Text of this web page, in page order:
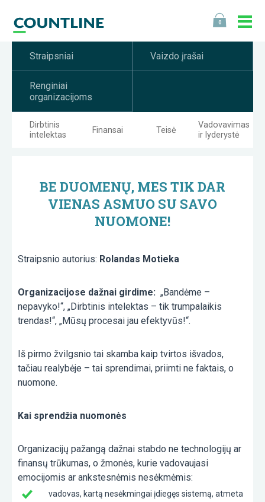
0
Straipsniai Vaizdo įrašai
Renginiai
organizacijoms
Dirbtinis
intelektas
Finansai Teisė
Vadovavimas
ir lyderystė
BE DUOMENŲ, MES TIK DAR
VIENAS ASMUO SU SAVO
NUOMONE!
Straipsnio autorius: Rolandas Motieka
Organizacijose dažnai girdime: „Bandėme –
nepavyko!“, „Dirbtinis intelektas – tik trumpalaikis
trendas!“, „Mūsų procesai jau efektyvūs!“.
Iš pirmo žvilgsnio tai skamba kaip tvirtos išvados,
tačiau realybėje – tai sprendimai, priimti ne faktais, o
nuomone.
Kai sprendžia nuomonės
Organizacijų pažangą dažnai stabdo ne technologijų ar
finansų trūkumas, o žmonės, kurie vadovaujasi
emocijomis ar ankstesnėmis nesėkmėmis:
vadovas, kartą nesėkmingai įdiegęs sistemą, atmeta